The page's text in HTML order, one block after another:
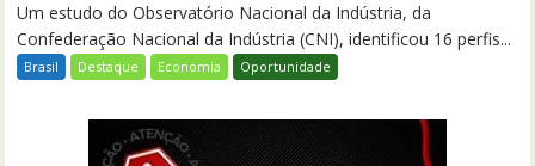
Um estudo do Observatório Nacional da Indústria, da
Confederação Nacional da Indústria (CNI), identificou 16 perfis...
Brasil Destaque Economia Oportunidade